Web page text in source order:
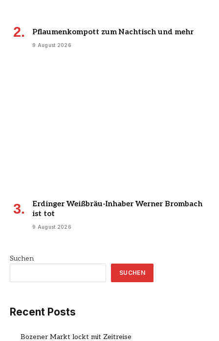
Pflaumenkompott zum Nachtisch und mehr
9 August 2026
Erdinger Weißbräu-Inhaber Werner Brombach
ist tot
9 August 2026
Suchen
SUCHEN
Recent Posts
Bozener Markt lockt mit Zeitreise